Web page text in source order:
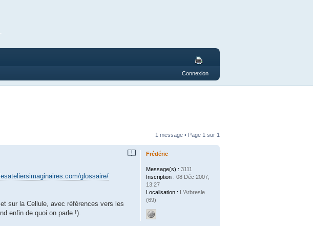
Connexion
1 message • Page 1 sur 1
glossaire/
sur la Cellule, avec références vers les
enfin de quoi on parle !).
Frédéric
Message(s) : 3111
Inscription : 08 Déc 2007,
13:27
Localisation : L'Arbresle
(69)